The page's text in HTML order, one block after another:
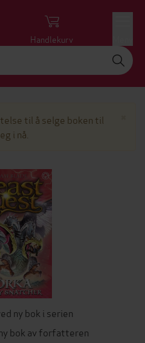
Handlekurv
til å selge boken til
i nå.
ny bok i serien
bok av forfatteren